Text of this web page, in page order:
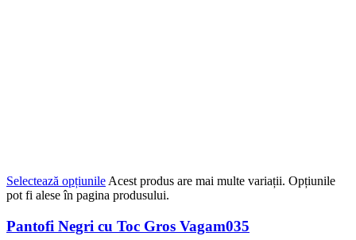
Selectează opțiunile Acest produs are mai multe variații. Opțiunile
pot fi alese în pagina produsului.
Pantofi Negri cu Toc Gros Vagam035